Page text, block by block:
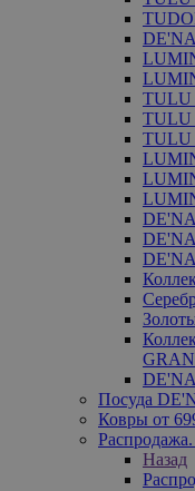
TULU
TULU
TULU
Посуда
Ковры от
Назад